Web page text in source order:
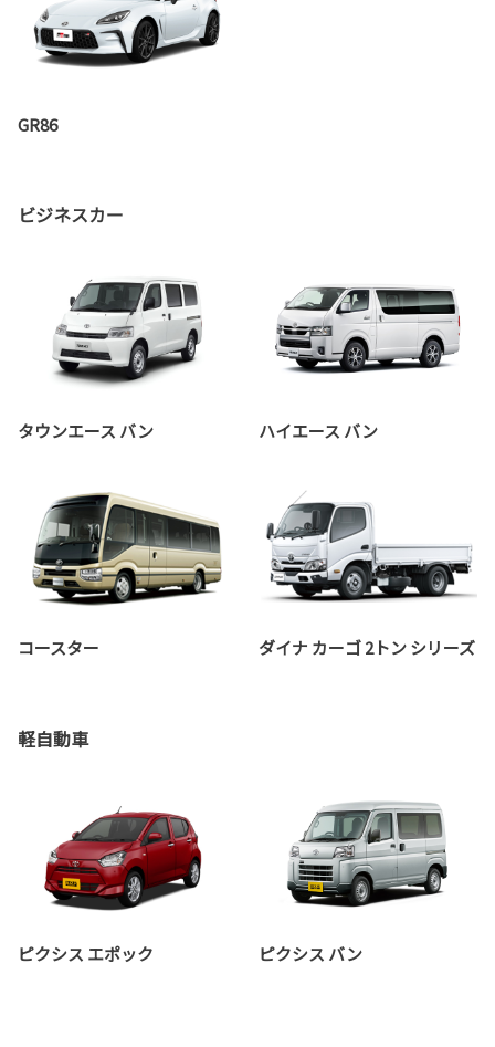
GR86
ビジネスカー
タウンエース バン ハイエース バン
コースター ダイナ カーゴ 2トン シリーズ
軽自動車
ピクシス エポック ピクシス バン